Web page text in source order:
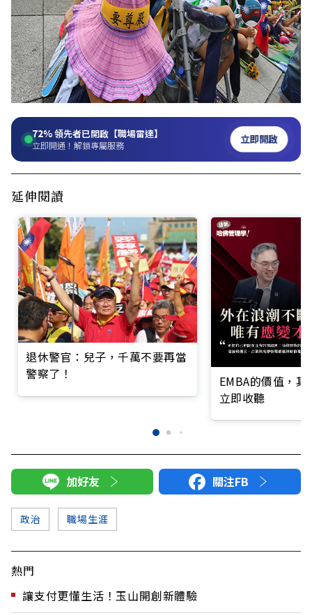
72%領先者已開啟【職場雷達】
立即開通！解鎖專屬服務 立即開啟
延伸閱讀
退休警官：兒子，千萬不要再當
警察了！
EMBA的價值，
立即收聽
加好友 關注FB
政治 職場生涯
熱門
讓支付更懂生活！玉山開創新體驗